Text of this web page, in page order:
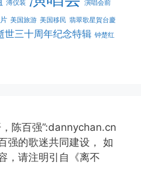
溥仪装 演唱会前
美国旅游 美国移民 翡翠歌星賀台慶
世三十周年纪念特辑 钟楚红
陈百强”:dannychan.cn
强的歌迷共同建设， 如
，请注明引自《离不